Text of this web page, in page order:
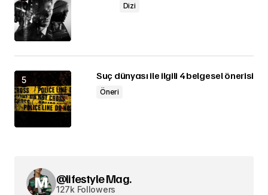
Dizi
Suç dünyası ile ilgili 4 belgesel önerisi
Öneri
@lifestyle Mag.
127k Followers